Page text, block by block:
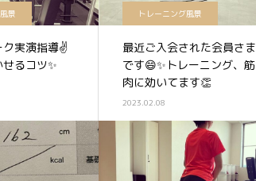
景
ク実演指導✌️
るコツ✨
トレーニング風景
最近ご入会された会員さま
です😄✨トレーニング、筋
肉に効いてます👏
2023.02.08